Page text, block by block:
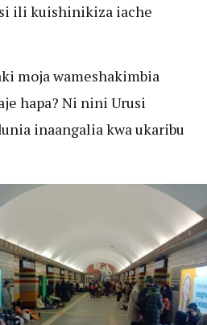
ili kuishinikiza iache
moja wameshakimbia
hapa? Ni nini Urusi
inaangalia kwa ukaribu